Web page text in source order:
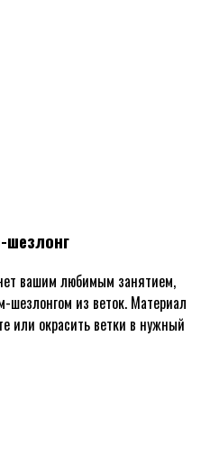
шезлонг
вашим любимым занятием,
шезлонгом из веток. Материал
или окрасить ветки в нужный